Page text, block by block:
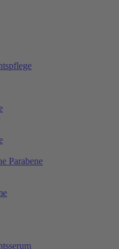
Parabene